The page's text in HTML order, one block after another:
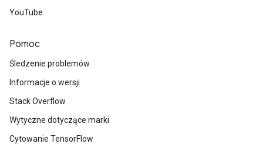
YouTube
Pomoc
Śledzenie problemów
Informacje o wersji
Stack Overflow
Wytyczne dotyczące marki
Cytowanie TensorFlow